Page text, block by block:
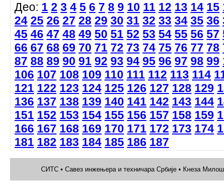
Део: 1 2 3 4 5 6 7 8 9 10 11 12 13 14 15
24 25 26 27 28 29 30 31 32 33 34 35 36
45 46 47 48 49 50 51 52 53 54 55 56 57
66 67 68 69 70 71 72 73 74 75 76 77 78
87 88 89 90 91 92 93 94 95 96 97 98 99
106 107 108 109 110 111 112 113 114
121 122 123 124 125 126 127 128 129
136 137 138 139 140 141 142 143 144
151 152 153 154 155 156 157 158 159
166 167 168 169 170 171 172 173 174
181 182 183 184 185 186 187
СИТС • Савез инжењера и техничара Србије • Кнеза